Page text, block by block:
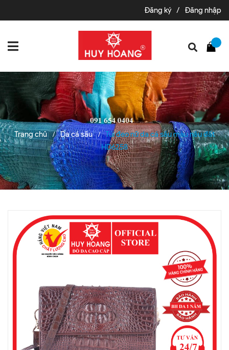
Đăng ký / Đăng nhập
Trang chủ / Da cá sấu /
Túi đeo nữ da cá sấu màu nâu đất
HD6258